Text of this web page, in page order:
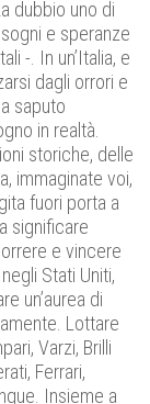
dubbio uno di
e speranze
-. In un’Italia, e
dagli orrori e
saputo
in realtà.
storiche, delle
immaginate voi,
fuori porta a
significare
e vincere
Stati Uniti,
un’aurea di
Lottare
Varzi, Brilli
Ferrari,
Insieme a